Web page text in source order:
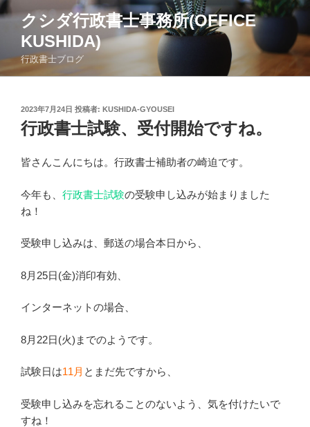
コ
ン
ツ
クシダ行政書士事務所(OFFICE
KUSHIDA)
行政書士ブログ
投
稿
日:
2023年7月24日 投稿者: KUSHIDA-GYOUSEI
行政書士試験、受付開始ですね。
皆さんこんにちは。行政書士補助者の崎迫です。
今年も、 行政書士試験の受験申し込みが始まりました
ね！
受験申し込みは、郵送の場合本日から、
8月25日(金)消印有効、
インターネットの場合、
8月22日(火)までのようです。
試験日は11月 とまだ先ですから、
受験申し込みを忘れることのないよう、気を付けたいで
すね！